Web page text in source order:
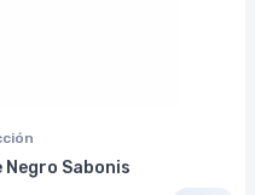
Sabonis